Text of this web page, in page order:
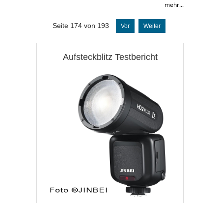
mehr...
Seite 174 von 193 Vor Weiter
Aufsteckblitz Testbericht